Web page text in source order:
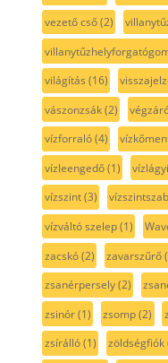
vezető cső(2)
világítás (16)
vászonzsák(2)
vízforraló(4)
vízleengedő(1)
vízszint(3)
vízváltó szelep(1)
zacskó(2) zavarszűrő
zsanérpersely(2)
zsinór(1) zsomp(2)
zsírálló(1) zöldségfiók